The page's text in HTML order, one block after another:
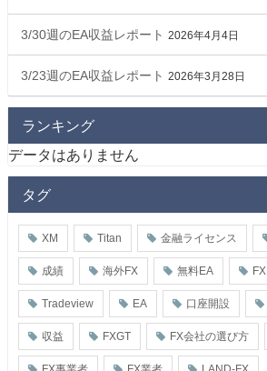
3/30週のEA収益レポート 2026年4月4日
3/23週のEA収益レポート 2026年3月28日
ランキング
データはありません
タグ
XM Titan 金融ライセンス
成績 海外FX 無料EA FX
Tradeview EA 口座開設
収益 FXGT FX会社の選び方